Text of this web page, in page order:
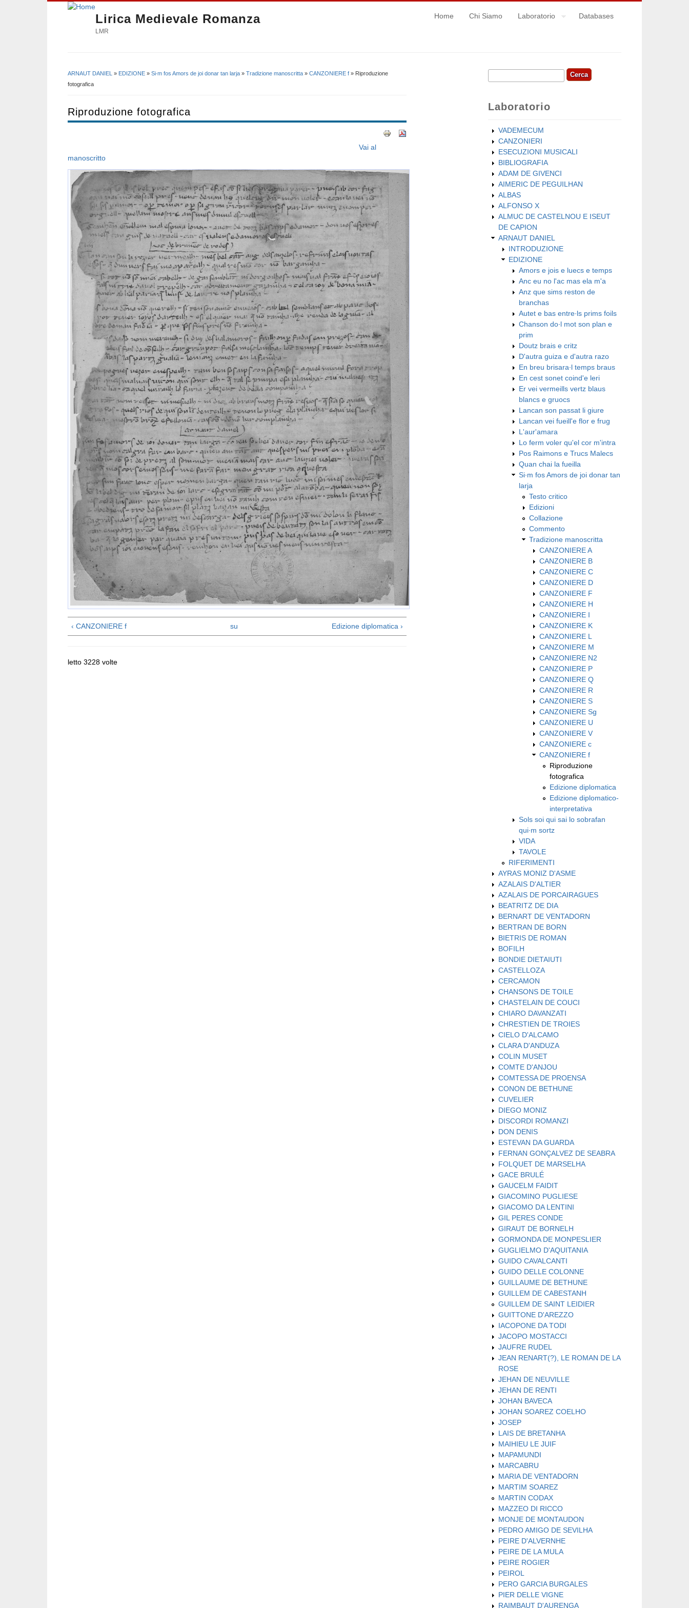
Lirica Medievale Romanza
LMR
Home Chi Siamo Laboratorio Databases
Tu sei qui
ARNAUT DANIEL » EDIZIONE » Si∙m fos Amors de joi donar tan larja » Tradizione manoscritta » CANZONIERE f » Riproduzione
fotografica
Riproduzione fotografica
Vai al
manoscritto
‹ CANZONIERE f su Edizione diplomatica ›
letto 3228 volte
Form di ricerca
Cerca
Laboratorio
VADEMECUM
CANZONIERI
ESECUZIONI MUSICALI
BIBLIOGRAFIA
ADAM DE GIVENCI
AIMERIC DE PEGUILHAN
ALBAS
ALFONSO X
ALMUC DE CASTELNOU E ISEUT
DE CAPION
ARNAUT DANIEL
INTRODUZIONE
EDIZIONE
Amors e jois e luecs e temps
Anc eu no l'ac mas ela m'a
Anz que sims reston de
branchas
Autet e bas entre∙ls prims foils
Chanson do∙l mot son plan e
prim
Doutz brais e critz
D'autra guiza e d'autra razo
En breu brisara∙l temps braus
En cest sonet coind'e leri
Er vei vermeills vertz blaus
blancs e gruocs
Lancan son passat li giure
Lancan vei fueill'e flor e frug
L'aur'amara
Lo ferm voler qu'el cor m'intra
Pos Raimons e Trucs Malecs
Quan chai la fueilla
Si∙m fos Amors de joi donar tan
larja
Testo critico
Edizioni
Collazione
Commento
Tradizione manoscritta
CANZONIERE A
CANZONIERE B
CANZONIERE C
CANZONIERE D
CANZONIERE F
CANZONIERE H
CANZONIERE I
CANZONIERE K
CANZONIERE L
CANZONIERE M
CANZONIERE N2
CANZONIERE P
CANZONIERE Q
CANZONIERE R
CANZONIERE S
CANZONIERE Sg
CANZONIERE U
CANZONIERE V
CANZONIERE c
CANZONIERE f
Riproduzione
fotografica
Edizione diplomatica
Edizione diplomatico-
interpretativa
Sols soi qui sai lo sobrafan
qui∙m sortz
VIDA
TAVOLE
RIFERIMENTI
AYRAS MONIZ D'ASME
AZALAIS D'ALTIER
AZALAIS DE PORCAIRAGUES
BEATRITZ DE DIA
BERNART DE VENTADORN
BERTRAN DE BORN
BIETRIS DE ROMAN
BOFILH
BONDIE DIETAIUTI
CASTELLOZA
CERCAMON
CHANSONS DE TOILE
CHASTELAIN DE COUCI
CHIARO DAVANZATI
CHRESTIEN DE TROIES
CIELO D'ALCAMO
CLARA D'ANDUZA
COLIN MUSET
COMTE D'ANJOU
COMTESSA DE PROENSA
CONON DE BETHUNE
CUVELIER
DIEGO MONIZ
DISCORDI ROMANZI
DON DENIS
ESTEVAN DA GUARDA
FERNAN GONÇALVEZ DE SEABRA
FOLQUET DE MARSELHA
GACE BRULÉ
GAUCELM FAIDIT
GIACOMINO PUGLIESE
GIACOMO DA LENTINI
GIL PERES CONDE
GIRAUT DE BORNELH
GORMONDA DE MONPESLIER
GUGLIELMO D'AQUITANIA
GUIDO CAVALCANTI
GUIDO DELLE COLONNE
GUILLAUME DE BETHUNE
GUILLEM DE CABESTANH
GUILLEM DE SAINT LEIDIER
GUITTONE D'AREZZO
IACOPONE DA TODI
JACOPO MOSTACCI
JAUFRE RUDEL
JEAN RENART(?), LE ROMAN DE LA
ROSE
JEHAN DE NEUVILLE
JEHAN DE RENTI
JOHAN BAVECA
JOHAN SOAREZ COELHO
JOSEP
LAIS DE BRETANHA
MAIHIEU LE JUIF
MAPAMUNDI
MARCABRU
MARIA DE VENTADORN
MARTIM SOAREZ
MARTIN CODAX
MAZZEO DI RICCO
MONJE DE MONTAUDON
PEDRO AMIGO DE SEVILHA
PEIRE D'ALVERNHE
PEIRE DE LA MULA
PEIRE ROGIER
PEIROL
PERO GARCIA BURGALES
PIER DELLE VIGNE
RAIMBAUT D'AURENGA